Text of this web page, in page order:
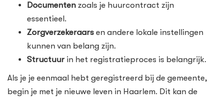
Documenten zoals je huurcontract zijn
essentieel.
Zorgverzekeraars en andere lokale instellingen
kunnen van belang zijn.
Structuur in het registratieproces is belangrijk.
Als je je eenmaal hebt geregistreerd bij de gemeente,
begin je met je nieuwe leven in Haarlem. Dit kan de